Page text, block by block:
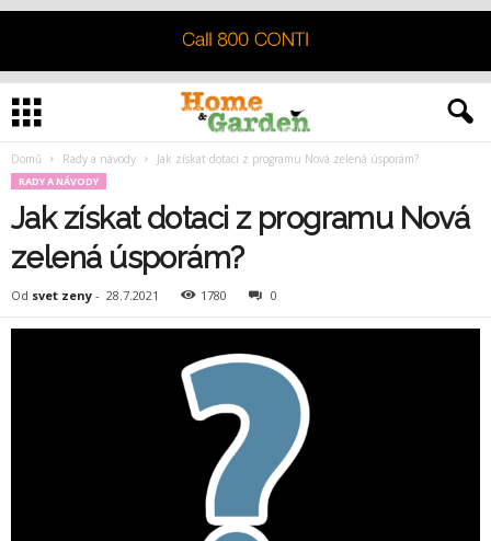
Domů Rady a návody Jak získat dotaci z programu Nová zelená úsporám?
RADY A NÁVODY
Jak získat dotaci z programu Nová
zelená úsporám?
Od svet zeny - 28.7.2021 1780 0